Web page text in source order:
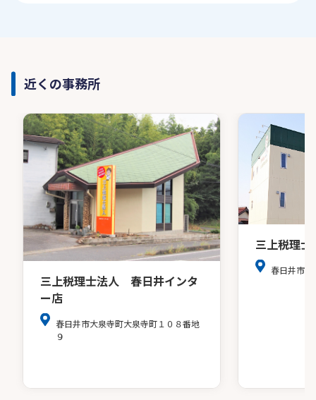
近くの事務所
三上税理士法人 春日井インタ
ー店
春日井市大泉寺町大泉寺町１０８番地
９
三上税理
春日井市